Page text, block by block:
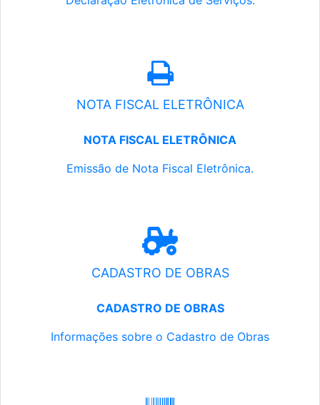
NOTA FISCAL ELETRÔNICA
NOTA FISCAL ELETRÔNICA
Emissão de Nota Fiscal Eletrônica.
CADASTRO DE OBRAS
CADASTRO DE OBRAS
Informações sobre o Cadastro de Obras